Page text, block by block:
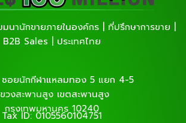
นานักขายภายในองค์กร | ที่ปรึกษาการขาย |
B2B Sales | ประเทศไทย
ซอยนักกีฬาแหลมทอง 5 แยก 4-5
วงสะพานสูง เขตสะพานสูง
กรุงเทพมหานคร 10240
Tax ID: 0105560104751